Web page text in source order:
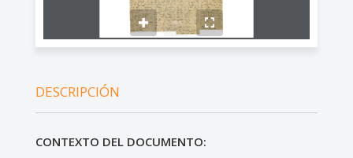
DESCRIPCIÓN
CONTEXTO DEL DOCUMENTO: